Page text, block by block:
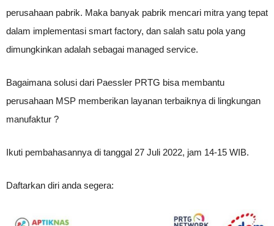
perusahaan pabrik. Maka banyak pabrik mencari mitra yang tepat
dalam implementasi smart factory, dan salah satu pola yang
dimungkinkan adalah sebagai managed service.
Bagaimana solusi dari Paessler PRTG bisa membantu
perusahaan MSP memberikan layanan terbaiknya di lingkungan
manufaktur ?
Ikuti pembahasannya di tanggal 27 Juli 2022, jam 14-15 WIB.
Daftarkan diri anda segera: